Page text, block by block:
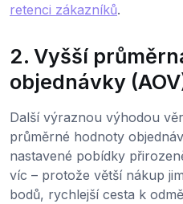
retenci zákazníků.
2. Vyšší
objednávky
Další výraznou výhodou
průměrné hodnoty
nastavené pobídky
víc – protože větší nákup
bodů, rychlejší cesta k